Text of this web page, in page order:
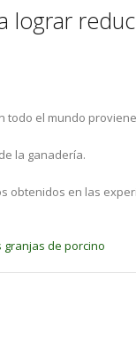
lograr
todo el mundo
la ganadería.
obtenidos en las
granjas de porcino